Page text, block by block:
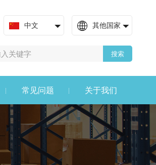
中文 其他国家
搜索
常见问题 关于我们